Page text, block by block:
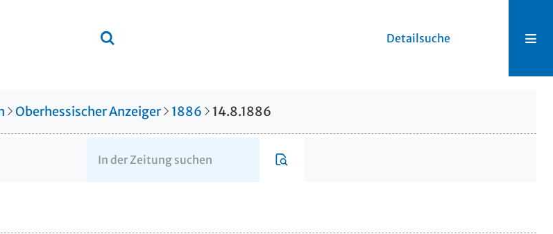
Detailsuche
Oberhessischer Anzeiger 1886 14.8.1886